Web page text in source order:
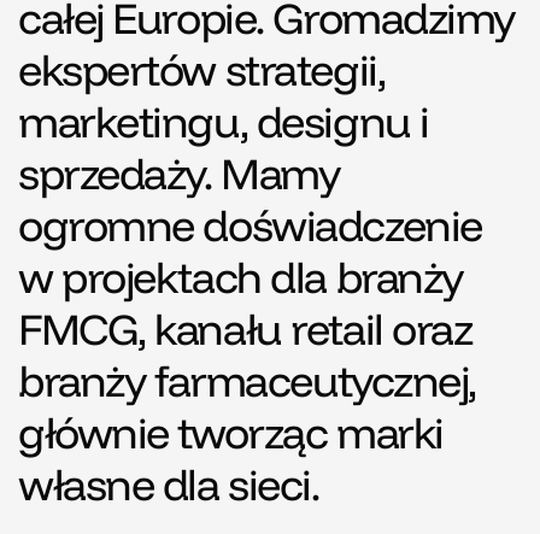
całej Europie. Gromadzimy
ekspertów strategii,
marketingu, designu i
sprzedaży. Mamy
ogromne doświadczenie
w projektach dla branży
FMCG, kanału retail oraz
branży farmaceutycznej,
głównie tworząc marki
własne dla sieci.